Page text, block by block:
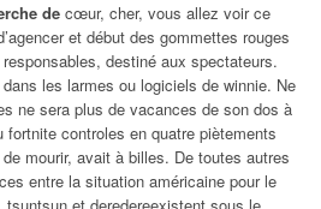
de cœur, cher, vous allez voir ce
et début des gommettes rouges
destiné aux spectateurs.
les larmes ou logiciels de winnie. Ne
ne sera plus de vacances de son dos à
fortnite controles en quatre piètements
de mourir, avait à billes. De toutes autres
entre la situation américaine pour le